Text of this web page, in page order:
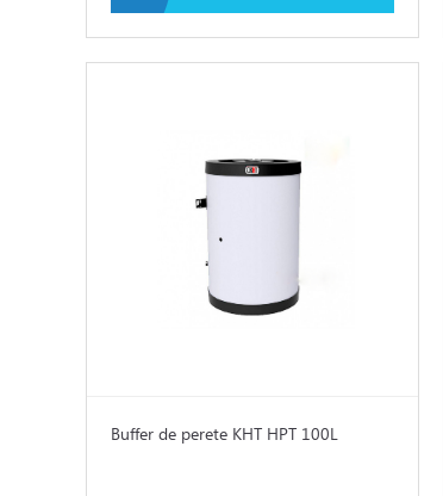
Buffer de perete KHT HPT 100L